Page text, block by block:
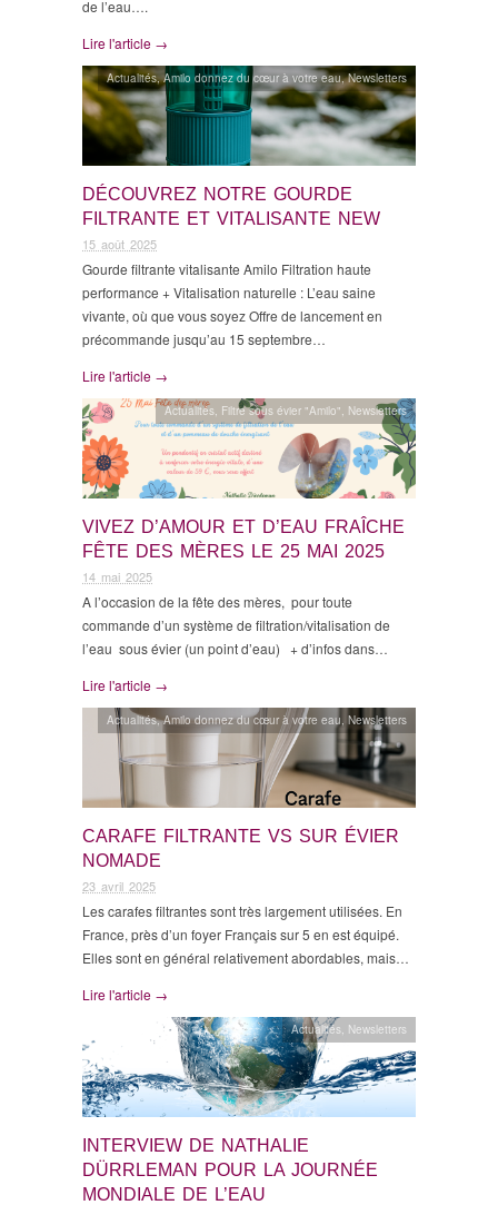
de l’eau….
Lire l'article →
DÉCOUVREZ NOTRE GOURDE
FILTRANTE ET VITALISANTE NEW
15 août 2025
Actualités,Amilo donnez du cœur à votre eau,Newsletters
Gourde filtrante vitalisante Amilo Filtration haute
performance + Vitalisation naturelle : L’eau saine
vivante, où que vous soyez Offre de lancement en
précommande jusqu’au 15 septembre…
Lire l'article →
VIVEZ D’AMOUR ET D’EAU FRAÎCHE
FÊTE DES MÈRES LE 25 MAI 2025
14 mai 2025
Actualités, Filtre sous évier "Amilo", Newsletters
A l’occasion de la fête des mères, pour toute
commande d’un système de filtration/vitalisation de
l’eau sous évier (un point d’eau) + d’infos dans…
Lire l'article →
CARAFE FILTRANTE VS SUR ÉVIER
NOMADE
23 avril 2025
Actualités,Amilo donnez du cœur à votre eau, Newsletters
Les carafes filtrantes sont très largement utilisées. En
France, près d’un foyer Français sur 5 en est équipé.
Elles sont en général relativement abordables, mais…
Lire l'article →
INTERVIEW DE NATHALIE
DÜRRLEMAN POUR LA JOURNÉE
MONDIALE DE L’EAU
Actualités, Newsletters